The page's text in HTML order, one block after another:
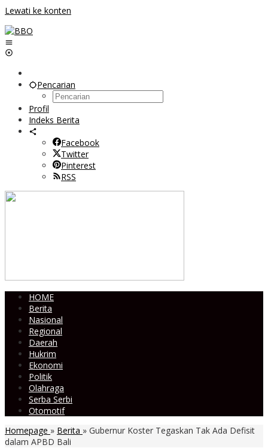
Lewati ke konten
Pencarian
Profil
Indeks Berita
Facebook
Twitter
Pinterest
RSS
HOME
Berita
Nasional
Regional
Daerah
Hukrim
Ekonomi
Politik
Olahraga
Serba Serbi
Otomotif
Homepage » Berita » Gubernur Koster Tegaskan Tak Ada Defisit
dalam APBD Bali